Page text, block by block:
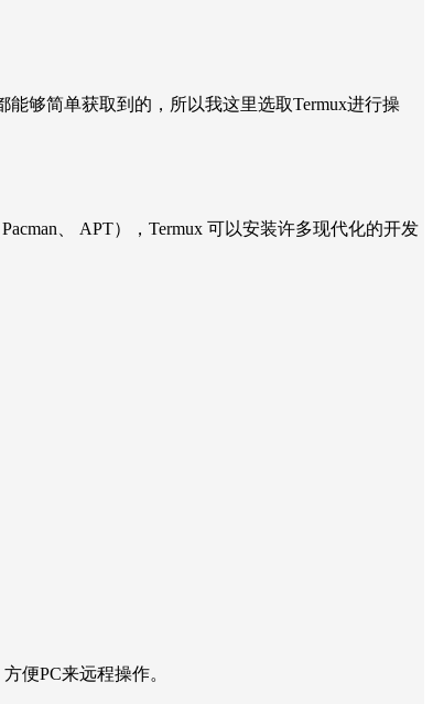
能够简单获取到的，所以我这里选取Termux进行操
、 APT），Termux 可以安装许多现代化的开发
便PC来远程操作。